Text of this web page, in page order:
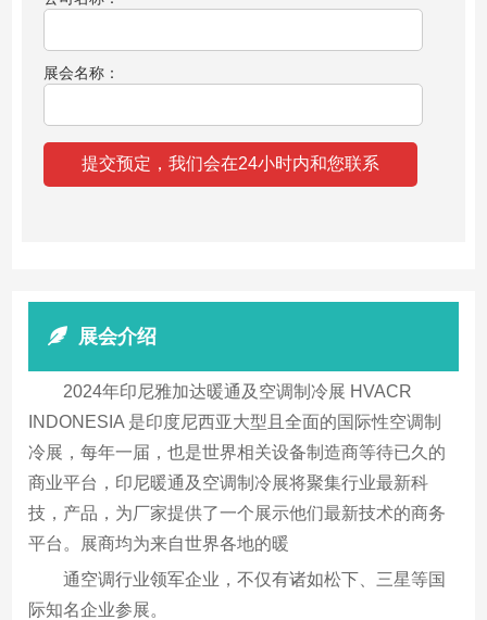
展会名称：
展会介绍
2024年印尼雅加达暖通及空调制冷展 HVACR
INDONESIA 是印度尼西亚大型且全面的国际性空调制
冷展，每年一届，也是世界相关设备制造商等待已久的
商业平台，印尼暖通及空调制冷展将聚集行业最新科
技，产品，为厂家提供了一个展示他们最新技术的商务
平台。展商均为来自世界各地的暖
通空调行业领军企业，不仅有诸如松下、三星等国
际知名企业参展。